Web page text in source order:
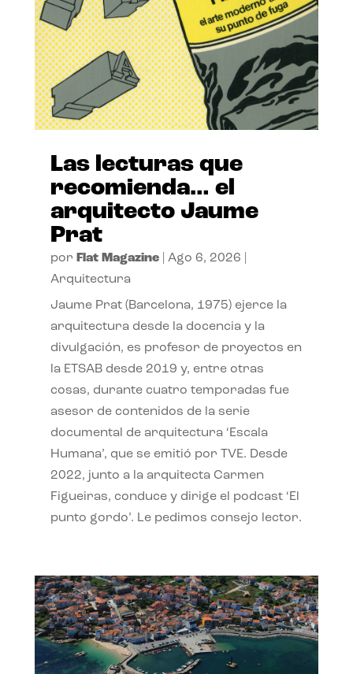
Las lecturas que
recomienda… el
arquitecto Jaume
Prat
por Flat Magazine| Ago 6, 2026
Arquitectura
Jaume Prat (Barcelona, 1975) ejerce la
arquitectura desde la docencia y la
divulgación, es profesor de proyectos en
la ETSAB desde 2019 y, entre otras
cosas, durante cuatro temporadas fue
asesor de contenidos de la serie
documental de arquitectura ‘Escala
Humana’, que se emitió por TVE. Desde
2022, junto a la arquitecta Carmen
Figueiras, conduce y dirige el podcast ‘El
punto gordo’. Le pedimos consejo lector.